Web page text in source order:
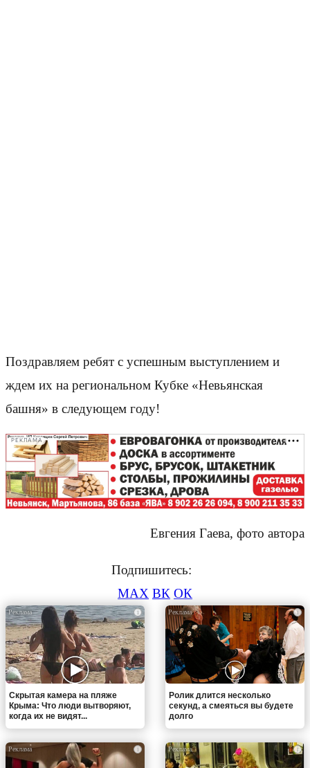
Поздравляем ребят с успешным выступлением и
ждем их на региональном Кубке «Невьянская
башня» в следующем году!
РЕКЛАМА
Евгения Гаева, фото автора
Подпишитесь:
MAX ВК ОК
i
Скрытая камера на пляже
Крыма: Что люди вытворяют,
когда их не видят...
i
Ролик длится несколько
секунд, а смеяться вы будете
долго
i i